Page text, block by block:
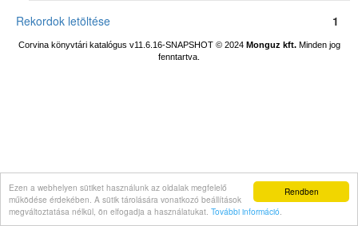
Rendben
Ezen a webhelyen sütiket használunk az oldalak megfelelő
működése érdekében. A sütik tárolására vonatkozó beállítások
megváltoztatása nélkül, ön elfogadja a használatukat. További információ.
Rekordok letöltése 1
Corvina könyvtári katalógus v11.6.16-SNAPSHOT© 2024 Monguz kft.Minden jog
fenntartva.